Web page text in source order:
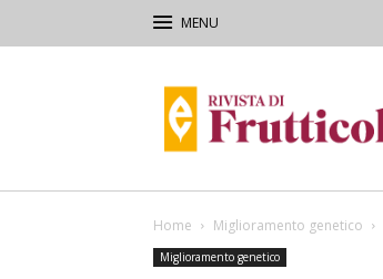
di
Frutticoltura
Home Miglioramento genetico
Miglioramento genetico